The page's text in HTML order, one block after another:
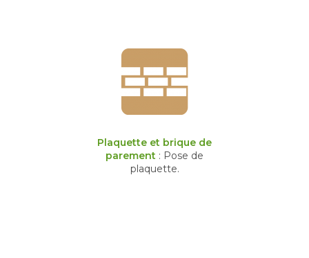
Plaquette et brique de
parement : Pose de
plaquette.